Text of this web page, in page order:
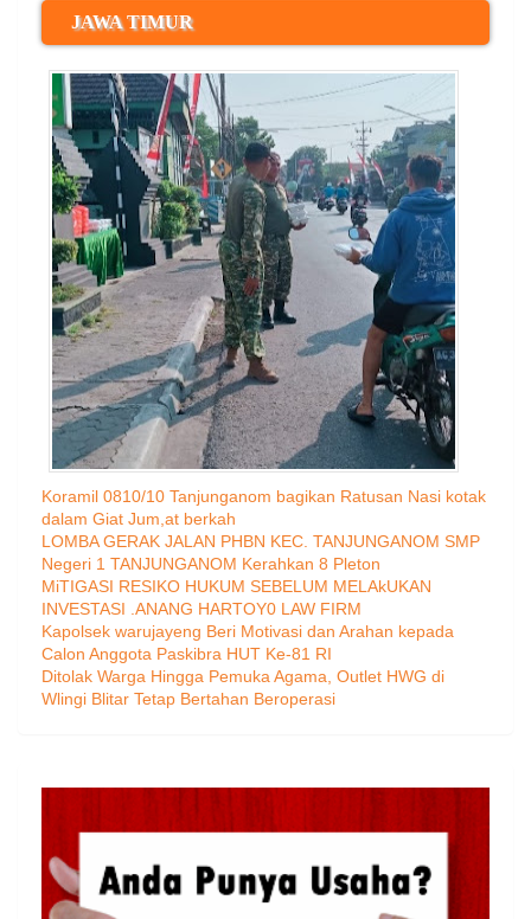
JAWA TIMUR
Koramil 0810/10 Tanjunganom bagikan Ratusan Nasi kotak
dalam Giat Jum,at berkah
LOMBA GERAK JALAN PHBN KEC. TANJUNGANOM SMP
Negeri 1 TANJUNGANOM Kerahkan 8 Pleton
MiTIGASI RESIKO HUKUM SEBELUM MELAkUKAN
INVESTASI .ANANG HARTOY0 LAW FIRM
Kapolsek warujayeng Beri Motivasi dan Arahan kepada
Calon Anggota Paskibra HUT Ke-81 RI
Ditolak Warga Hingga Pemuka Agama, Outlet HWG di
Wlingi Blitar Tetap Bertahan Beroperasi